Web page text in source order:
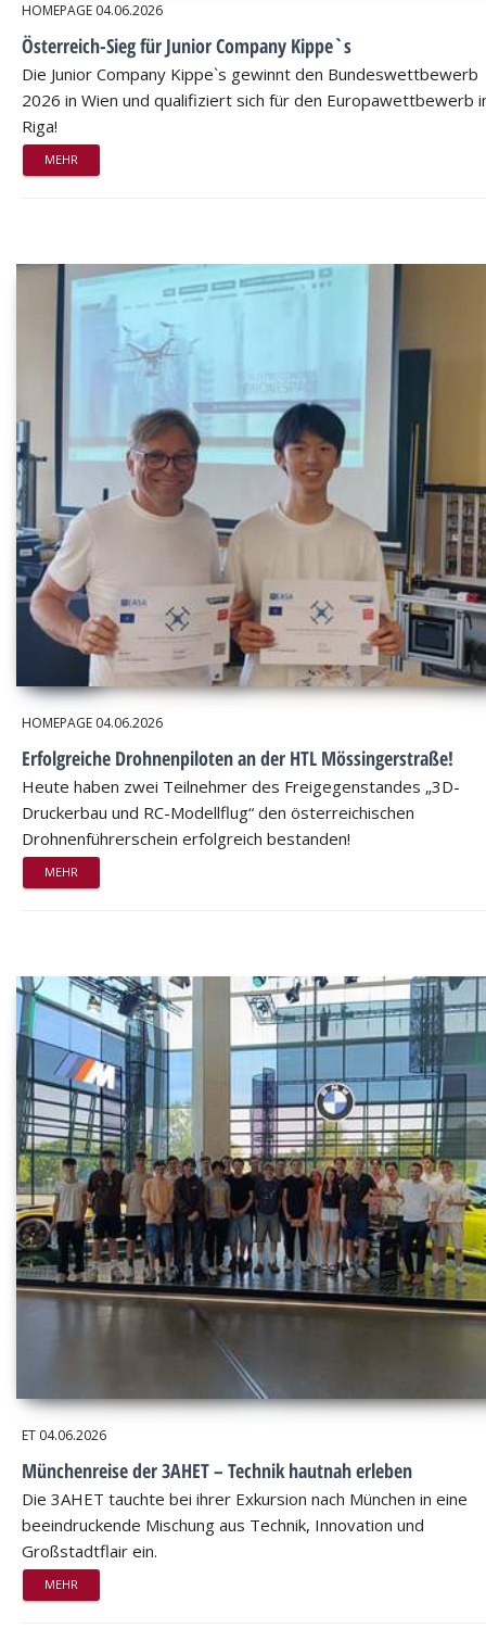
HOMEPAGE 04.06.2026
Österreich-Sieg für Junior Company Kippe`s
Die Junior Company Kippe`s gewinnt den Bundeswettbewerb
2026 in Wien und qualifiziert sich für den Europawettbewerb
Riga!
MEHR
HOMEPAGE 04.06.2026
Erfolgreiche Drohnenpiloten an der HTL Mössingerstraße!
Heute haben zwei Teilnehmer des Freigegenstandes „3D-
Druckerbau und RC-Modellflug“ den österreichischen
Drohnenführerschein erfolgreich bestanden!
MEHR
ET 04.06.2026
Münchenreise der 3AHET – Technik hautnah erleben
Die 3AHET tauchte bei ihrer Exkursion nach München in eine
beeindruckende Mischung aus Technik, Innovation und
Großstadtflair ein.
MEHR